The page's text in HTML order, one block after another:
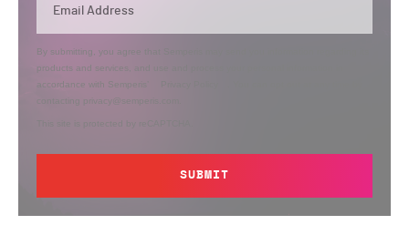
By submitting, you agree that Semperis may send you information regarding its
products and services, and use and process your personal information in
accordance with Semperis’
contacting privacy@semperis.com.
This site is protected by reCAPTCHA.
SUBMIT